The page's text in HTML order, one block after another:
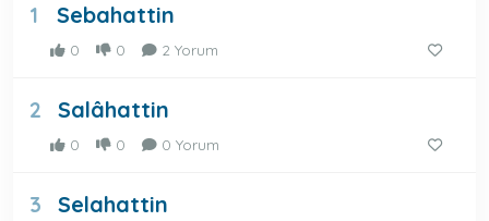
1 Sebahattin
0 0 2 Yorum
2 Salâhattin
0 0 0 Yorum
3 Selahattin